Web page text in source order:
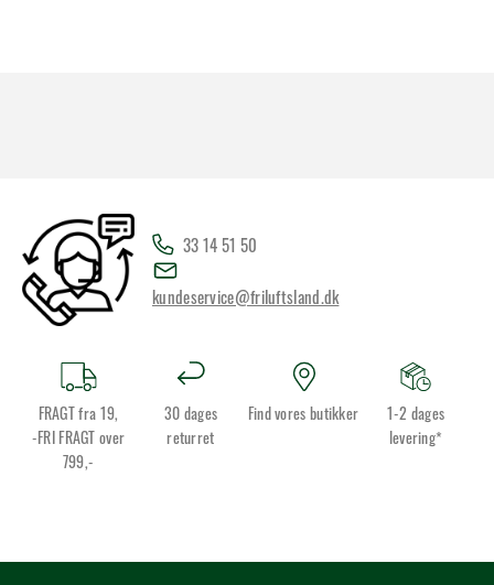
33 14 51 50
kundeservice@friluftsland.dk
FRAGT fra 19,
-FRI FRAGT over
799,-
30 dages
returret
Find vores butikker
1-2 dages
levering*